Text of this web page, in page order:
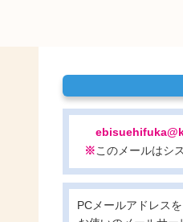
※このメールはシ
PCメールアドレス